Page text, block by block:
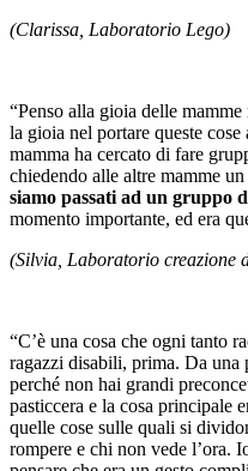
(Clarissa, Laboratorio Lego)
“Penso alla gioia delle
la gioia nel portare queste cose
mamma ha cercato di fare
chiedendo alle altre mamme
siamo passati ad un gruppo
momento importante, ed era
(Silvia, Laboratorio creazione
“C’è una cosa che ogni tanto
ragazzi disabili, prima. Da una
perché non hai grandi
pasticcera e la cosa principale
quelle cose sulle quali si
rompere e chi non vede l’ora.